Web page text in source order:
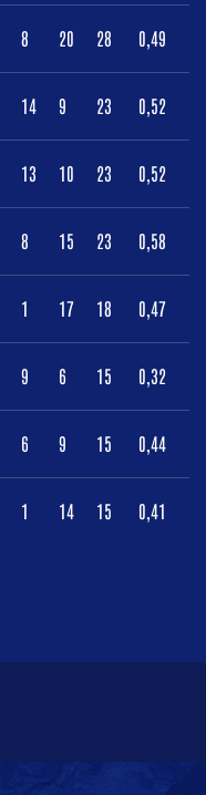
8 20 28 0,49
14 9 23 0,52
13 10 23 0,52
8 15 23 0,58
1 17 18 0,47
9 6 15 0,32
6 9 15 0,44
1 14 15 0,41